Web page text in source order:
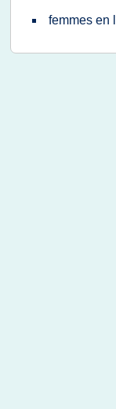
femmes en